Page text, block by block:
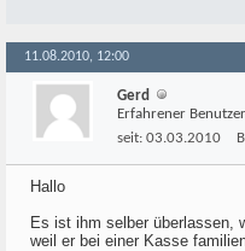
11.08.2010, 12:00
Gerd
Erfahrener Benutzer
seit: 03.03.2010
Hallo
Es ist ihm selber überlassen,
weil er bei einer Kasse